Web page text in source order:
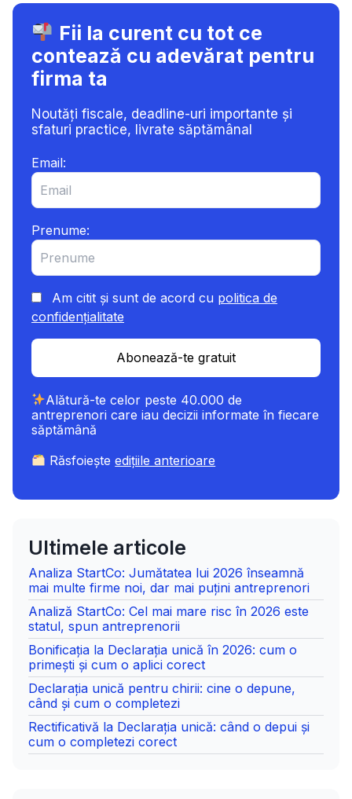
Fii la curent cu tot ce
contează cu adevărat pentru
firma ta
Noutăți fiscale, deadline-uri importante și
sfaturi practice, livrate săptămânal
Email:
Prenume:
Am citit și sunt de acord cu politica de
confidențialitate
Abonează-te gratuit
Alătură-te celor peste 40.000 de
antreprenori care iau decizii informate în fiecare
săptămână
Răsfoieșteedițiile anterioare
Ultimele articole
Analiza StartCo: Jumătatea lui 2026 înseamnă
mai multe firme noi, dar mai puțini antreprenori
Analiză StartCo: Cel mai mare risc în 2026 este
statul, spun antreprenorii
Bonificația la Declarația unică în 2026: cum o
primești și cum o aplici corect
Declarația unică pentru chirii: cine o depune,
când și cum o completezi
Rectificativă la Declarația unică: când o depui și
cum o completezi corect